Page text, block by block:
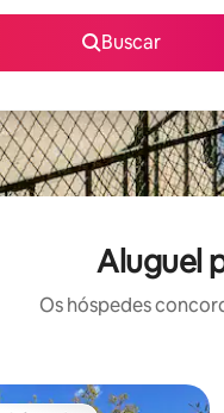
Buscar
Aluguel
Os hóspedes